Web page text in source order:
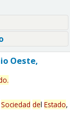
Oeste,
.
Sociedad del Estado,